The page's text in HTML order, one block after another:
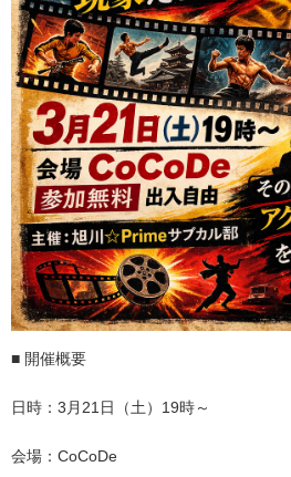
■ 開催概要
日時：3月21日（土）19時～
会場：CoCoDe